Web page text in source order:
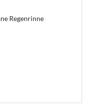
Regenrinne